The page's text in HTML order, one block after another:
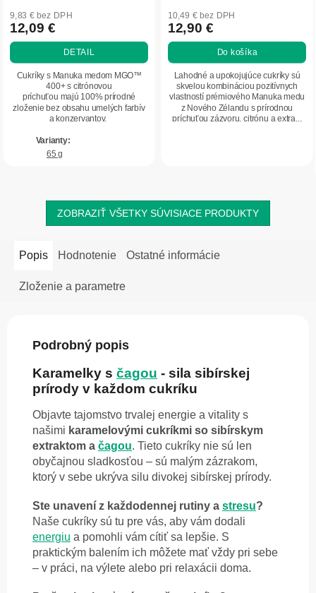
9,83 € bez DPH
12,09 €
DETAIL
Cukríky s Manuka medom MGO™
400+ s citrónovou
príchuťou majú 100% prírodné
zloženie bez obsahu umelých farbív
a konzervantov.
65 g
10,49 € bez DPH
12,90 €
Do košíka
Lahodné a upokojujúce cukríky sú
skvelou kombináciou pozitívnych
vlastností prémiového Manuka medu
z Nového Zélandu s prírodnou
príchuťou zázvoru, citrónu a extra...
ZOBRAZIŤ VŠETKY SÚVISIACE PRODUKTY
Popis Hodnotenie Ostatné informácie
Zloženie a parametre
Podrobný popis
Karamelky s čagou - sila sibírskej
prírody v každom cukríku
Objavte tajomstvo trvalej energie a vitality s
našimi karamelovými cukríkmi so sibírskym
extraktom a čagou. Tieto cukríky nie sú len
obyčajnou sladkosťou – sú malým zázrakom,
ktorý v sebe ukrýva silu divokej sibírskej prírody.
Ste unavení z každodennej rutiny a stresu?
Naše cukríky sú tu pre vás, aby vám dodali
energiu a pomohli vám cítiť sa lepšie. S
praktickým balením ich môžete mať vždy pri sebe
– v práci, na výlete alebo pri relaxácii doma.